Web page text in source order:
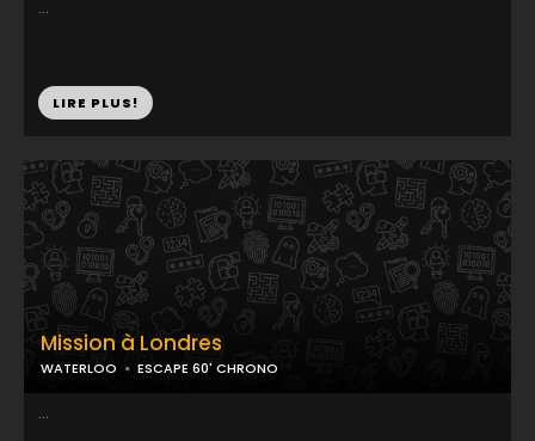
...
LIRE PLUS!
Mission à Londres
WATERLOO ESCAPE 60' CHRONO
...